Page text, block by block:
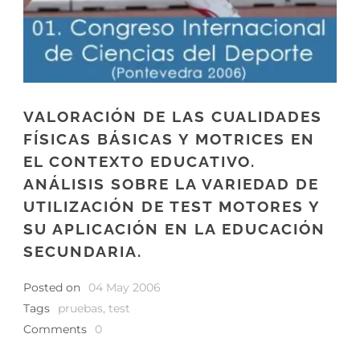
VALORACIÓN DE LAS CUALIDADES
FÍSICAS BÁSICAS Y MOTRICES EN
EL CONTEXTO EDUCATIVO.
ANÁLISIS SOBRE LA VARIEDAD DE
UTILIZACIÓN DE TEST MOTORES Y
SU APLICACIÓN EN LA EDUCACIÓN
SECUNDARIA.
Posted on
04 May 2006
Tags
pruebas, test
Comments
0